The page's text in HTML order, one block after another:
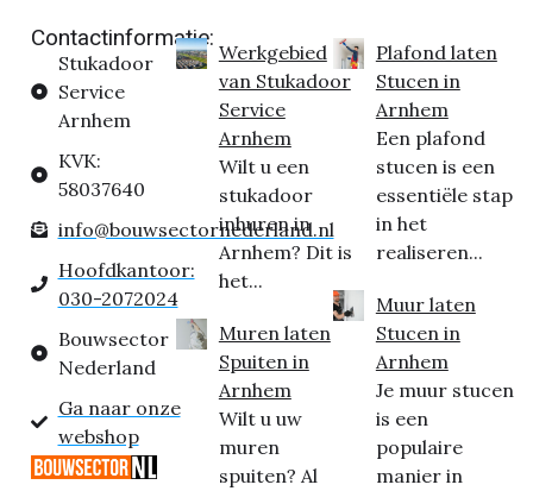
Contactinformatie:
Stukadoor
Service
Arnhem
KVK:
58037640
info@bouwsectornederland.nl
Hoofdkantoor:
030-2072024
Bouwsector
Nederland
Ga naar onze
webshop
Werkgebied
van Stukadoor
Service
Arnhem
Wilt u een
stukadoor
inhuren in
Arnhem? Dit is
het...
Muren laten
Spuiten in
Arnhem
Wilt u uw
muren
spuiten? Al
Plafond laten
Stucen in
Arnhem
Een plafond
stucen is een
essentiële stap
in het
realiseren...
Muur laten
Stucen in
Arnhem
Je muur stucen
is een
populaire
manier in